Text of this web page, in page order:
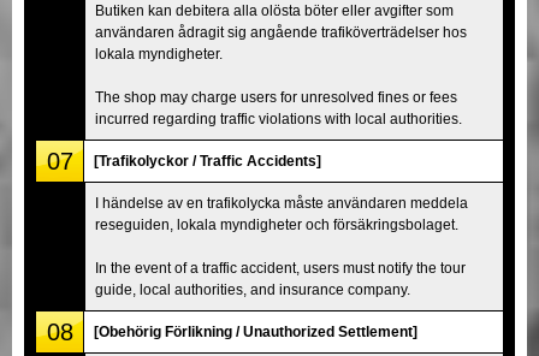
Butiken kan debitera alla olösta böter eller avgifter som
användaren ådragit sig angående trafiköverträdelser hos
lokala myndigheter.
The shop may charge users for unresolved fines or fees
incurred regarding traffic violations with local authorities.
07 [Trafikolyckor / Traffic Accidents]
I händelse av en trafikolycka måste användaren meddela
reseguiden, lokala myndigheter och försäkringsbolaget.
In the event of a traffic accident, users must notify the tour
guide, local authorities, and insurance company.
08 [Obehörig Förlikning / Unauthorized Settlement]